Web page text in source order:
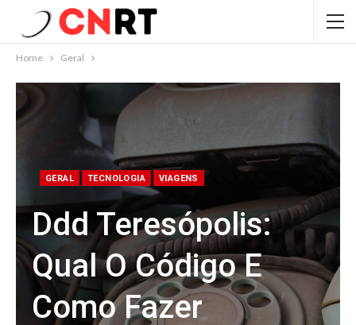
Home Geral
GERAL TECNOLOGIA VIAGENS
Ddd Teresópolis:
Qual O Código E
Como Fazer